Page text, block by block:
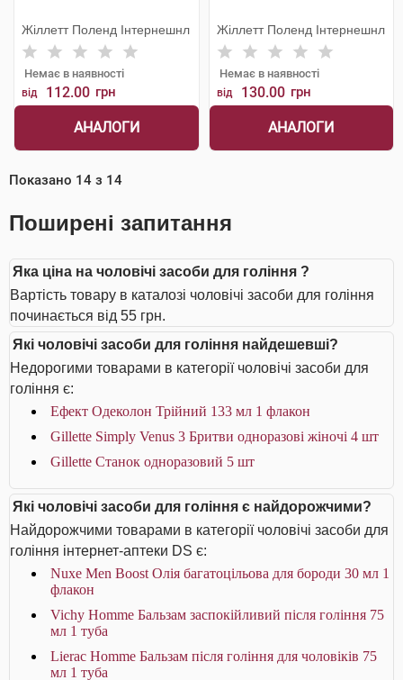
Жіллетт Поленд Інтернешнл
Немає в наявності
від 112.00 грн
АНАЛОГИ
Жіллетт Поленд Інтернешнл
Немає в наявності
від 130.00 грн
АНАЛОГИ
Показано 14 з 14
Поширені запитання
Яка ціна на чоловічі засоби для гоління ?
Вартість товару в каталозі чоловічі засоби для гоління
починається від 55 грн.
Які чоловічі засоби для гоління найдешевші?
Недорогими товарами в категорії чоловічі засоби для
гоління є:
Ефект Одеколон Трійний 133 мл 1 флакон
Gillette Simply Venus 3 Бритви одноразові жіночі 4 шт
Gillette Станок одноразовий 5 шт
Які чоловічі засоби для гоління є найдорожчими?
Найдорожчими товарами в категорії чоловічі засоби для
гоління інтернет-аптеки DS є:
Nuxe Men Boost Олія багатоцільова для бороди 30 мл 1
флакон
Vichy Homme Бальзам заспокійливий після гоління 75
мл 1 туба
Lierac Homme Бальзам після гоління для чоловіків 75
мл 1 туба